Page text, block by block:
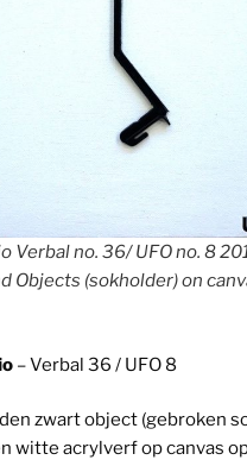
Verbal no. 36/ UFO no. 8
Objects (sokholder) on
– Verbal 36 / UFO 8
zwart object (gebroken
witte acrylverf op canvas